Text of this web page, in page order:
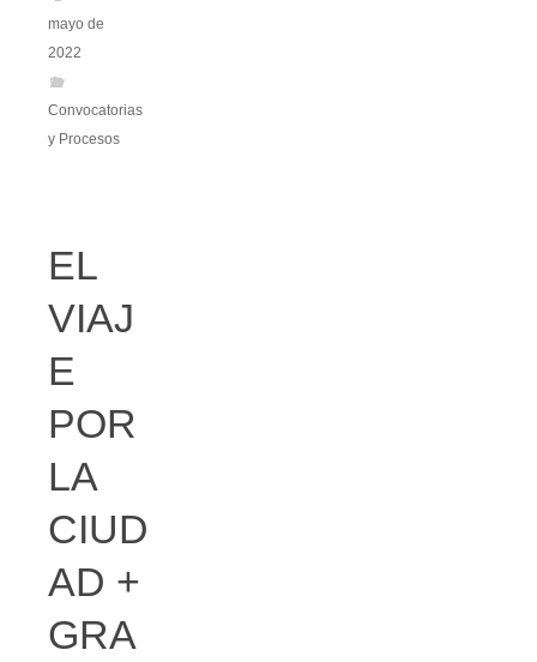
mayo de
2022
Convocatorias
y Procesos
EL
VIAJ
E
POR
LA
CIUD
AD +
GRA